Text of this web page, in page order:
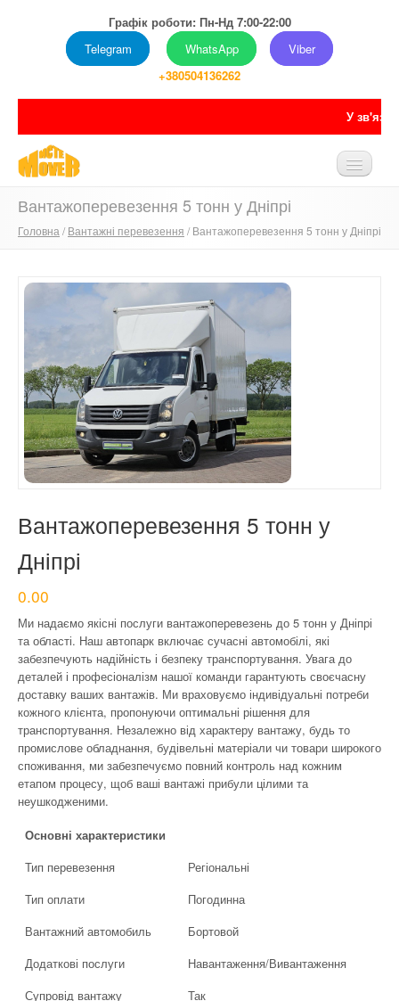
Графік роботи: Пн-Нд 7:00-22:00
Telegram
WhatsApp
Viber
+380504136262
У зв'язку з
ГОЛОВНА
ПОСЛУГИ
ПРАЙС
ПОРТФОЛІО
КОНТАКТИ
Вантажоперевезення 5 тонн у Дніпрі
Головна /Вантажні перевезення / Вантажоперевезення 5 тонн у Дніпрі
Вантажоперевезення 5 тонн у
Дніпрі
0.00
Ми надаємо якісні послуги вантажоперевезень до 5 тонн у Дніпрі
та області. Наш автопарк включає сучасні автомобілі, які
забезпечують надійність і безпеку транспортування. Увага до
деталей і професіоналізм нашої команди гарантують своєчасну
доставку ваших вантажів. Ми враховуємо індивідуальні потреби
кожного клієнта, пропонуючи оптимальні рішення для
транспортування. Незалежно від характеру вантажу, будь то
промислове обладнання, будівельні матеріали чи товари широкого
споживання, ми забезпечуємо повний контроль над кожним
етапом процесу, щоб ваші вантажі прибули цілими та
неушкодженими.
Основні характеристики
Тип перевезення
Регіональні
Тип оплати
Погодинна
Вантажний автомобиль
Бортовой
Додаткові послуги
Навантаження/Вивантаження
Супровід вантажу
Так